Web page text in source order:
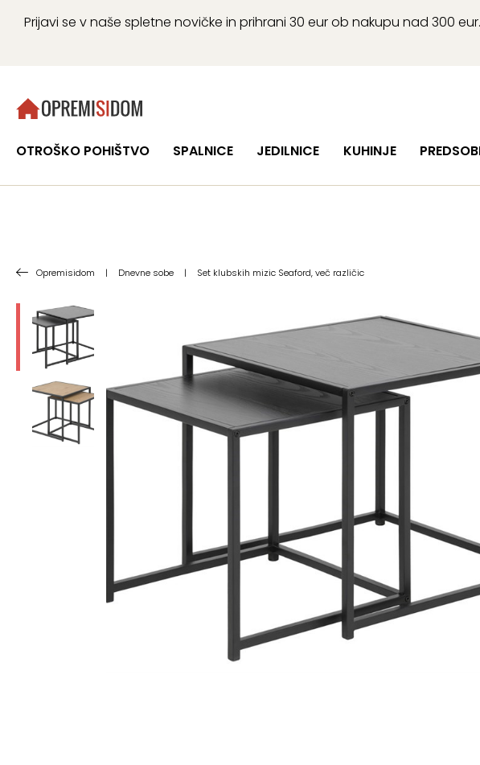
Prijavi se v naše spletne novičke in prihrani 30 eur ob nakupu nad 300
OTROŠKO POHIŠTVO SPALNICE JEDILNICE KUHINJE
Opremisidom | Dnevne sobe | Set klubskih mizic Seaford, več različic